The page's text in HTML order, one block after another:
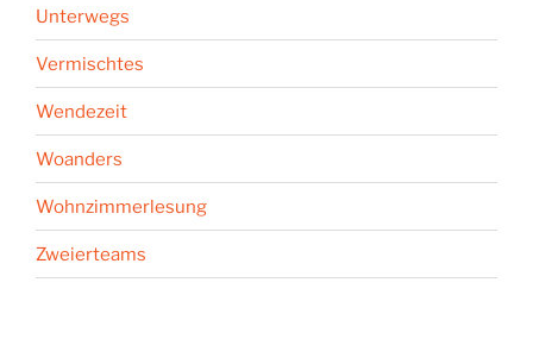
Unterwegs
Vermischtes
Wendezeit
Woanders
Wohnzimmerlesung
Zweierteams